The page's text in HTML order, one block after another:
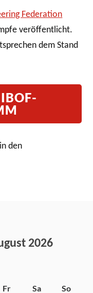
Federation
veröffentlicht.
dem Stand
den
2026
Fr Sa So